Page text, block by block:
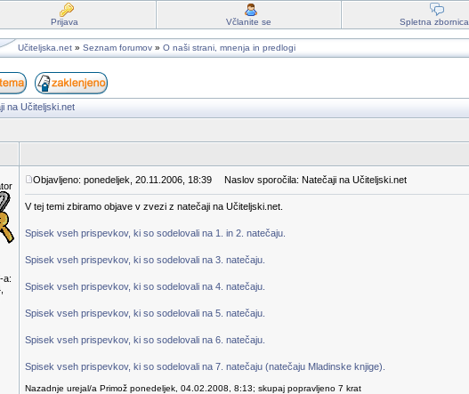
Prijava Včlanite se Spletna zbornica
Učiteljska.net » Seznam forumov » O naši strani, mnenja in predlogi
na Učiteljski.net
a:
Objavljeno: ponedeljek, 20.11.2006, 18:39 Naslov sporočila: Natečaji na Učiteljski.net
V tej temi zbiramo objave v zvezi z natečaji na Učiteljski.net.
Spisek vseh prispevkov, ki so sodelovali na 1. in 2. natečaju.
Spisek vseh prispevkov, ki so sodelovali na 3. natečaju.
Spisek vseh prispevkov, ki so sodelovali na 4. natečaju.
Spisek vseh prispevkov, ki so sodelovali na 5. natečaju.
Spisek vseh prispevkov, ki so sodelovali na 6. natečaju.
Spisek vseh prispevkov, ki so sodelovali na 7. natečaju (natečaju Mladinske knjige).
Nazadnje urejal/a Primož ponedeljek, 04.02.2008, 8:13; skupaj popravljeno 7 krat